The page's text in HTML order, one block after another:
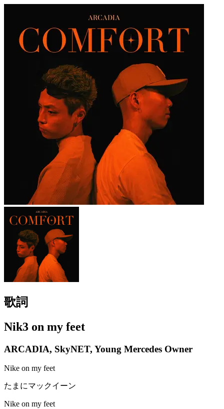
歌詞
Nik3 on my feet
ARCADIA, SkyNET, Young Mercedes Owner
Nike on my feet
たまにマックイーン
Nike on my feet